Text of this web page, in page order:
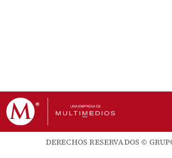
DERECHOS RESERVADOS ©